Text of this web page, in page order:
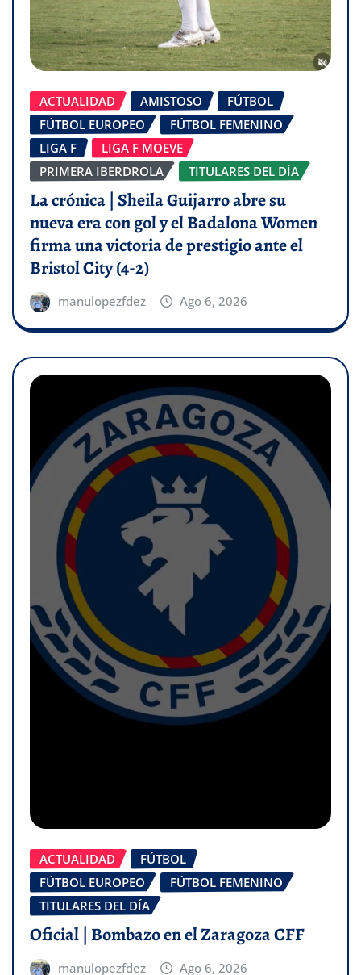
ACTUALIDAD AMISTOSO
FÚTBOL
FÚTBOL EUROPEO
FÚTBOL FEMENINO
LIGA F
LIGA F MOEVE
PRIMERA IBERDROLA
TITULARES DEL DÍA
La crónica | Sheila Guijarro abre su
nueva era con gol y el Badalona Women
firma una victoria de prestigio ante el
Bristol City (4-2)
manulopezfdez Ago 6, 2026
ACTUALIDAD
FÚTBOL
FÚTBOL EUROPEO
FÚTBOL FEMENINO
TITULARES DEL DÍA
Oficial | Bombazo en el Zaragoza CFF
manulopezfdez Ago 6, 2026